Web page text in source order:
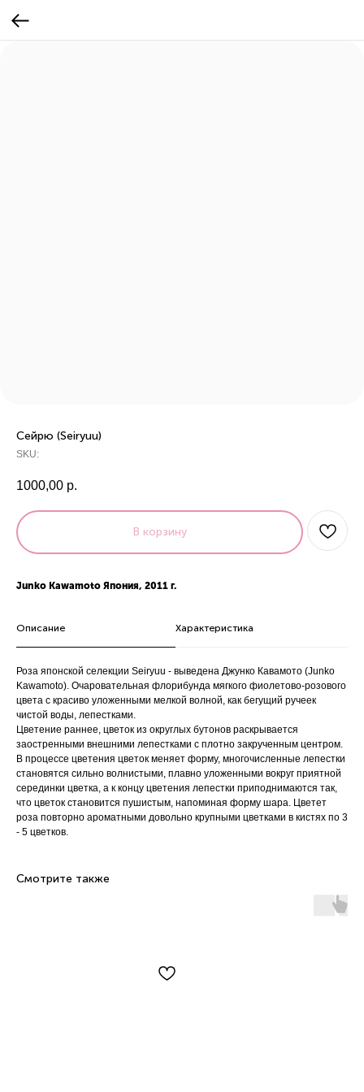
Сейрю (Seiryuu)
SKU:
1000,00 р.
В корзину
Junko Kawamoto Япония, 2011 г.
Описание Характеристика
Роза японской селекции Seiryuu - выведена Джунко Кавамото (Junko
Kawamoto). Очаровательная флорибунда мягкого фиолетово-розового
цвета с красиво уложенными мелкой волной, как бегущий ручеек
чистой воды, лепестками.
Цветение раннее, цветок из округлых бутонов раскрывается
заостренными внешними лепестками с плотно закрученным центром.
В процессе цветения цветок меняет форму, многочисленные лепестки
становятся сильно волнистыми, плавно уложенными вокруг приятной
серединки цветка, а к концу цветения лепестки приподнимаются так,
что цветок становится пушистым, напоминая форму шара. Цветет
роза повторно ароматными довольно крупными цветками в кистях по 3
- 5 цветков.
Смотрите также